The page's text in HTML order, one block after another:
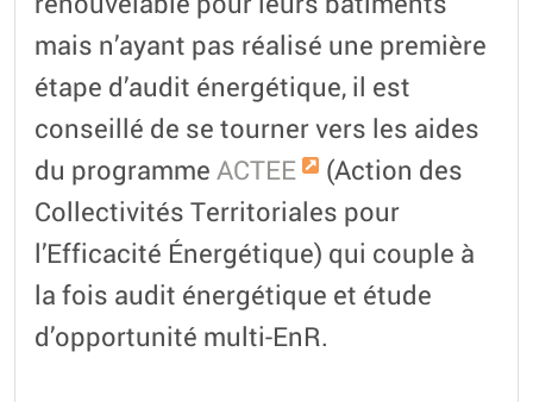
mais n’ayant pas réalisé une première
étape d’audit énergétique, il est
conseillé de se tourner vers les aides
du programme ACTEE
(Action des
Collectivités Territoriales pour
l’Efficacité Énergétique) qui couple à
la fois audit énergétique et étude
d’opportunité multi-EnR.